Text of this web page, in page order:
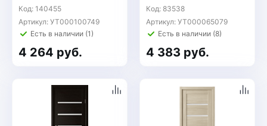
Код: 140455
Артикул: УТ000100749
Есть в наличии (1)
4 264 руб.
Код: 83538
Артикул: УТ000065079
Есть в наличии (8)
4 383 руб.